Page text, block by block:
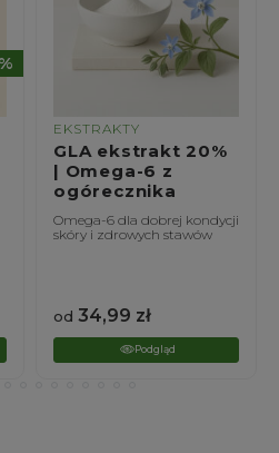
EKSTRAKTY
Szarłat ekstrakt
20% | Amaranthus
caudatus
Amarantowe wsparcie
zdrowia wątroby i
od 24,99 zł
Podgląd